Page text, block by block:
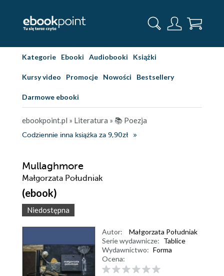
Kategorie Ebooki Audiobooki Książki
Kursy video Promocje Nowości Bestsellery
Darmowe ebooki
ebookpoint.pl » Literatura » 📚 Poezja
Codziennie inna książka za 9,90zł
Mullaghmore
Małgorzata Południak
(ebook)
Niedostępna
Autor:
Małgorzata Południak
Serie wydawnicze: Tablice
Wydawnictwo: Forma
Ocena: